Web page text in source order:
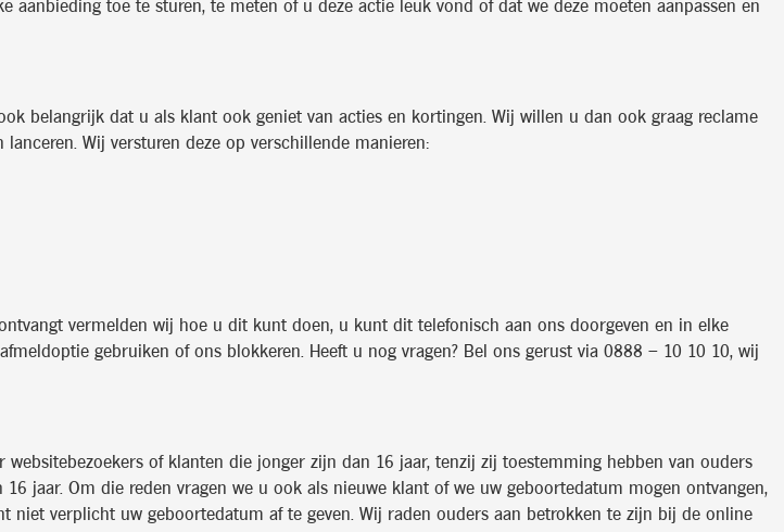
toe te sturen, te meten of u deze actie leuk vond of dat we deze moeten aanpassen en
belangrijk dat u als klant ook geniet van acties en kortingen. Wij willen u dan ook graag reclame
Wij versturen deze op verschillende manieren:
vermelden wij hoe u dit kunt doen, u kunt dit telefonisch aan ons doorgeven en in elke
gebruiken of ons blokkeren. Heeft u nog vragen? Bel ons gerust via 0888 – 10 10 10, wij
of klanten die jonger zijn dan 16 jaar, tenzij zij toestemming hebben van ouders
jaar. Om die reden vragen we u ook als nieuwe klant of we uw geboortedatum mogen ontvangen,
verplicht uw geboortedatum af te geven. Wij raden ouders aan betrokken te zijn bij de online